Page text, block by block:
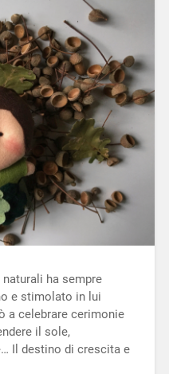
ha sempre
e stimolato in lui
a celebrare cerimonie
il sole,
Il destino di crescita e